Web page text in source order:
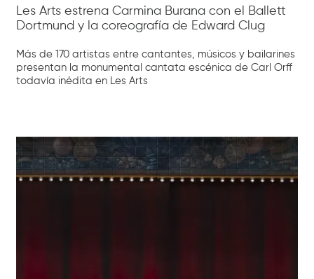
Les Arts estrena Carmina Burana con el Ballett
Dortmund y la coreografía de Edward Clug
Más de 170 artistas entre cantantes, músicos y bailarines
presentan la monumental cantata escénica de Carl Orff
todavía inédita en Les Arts